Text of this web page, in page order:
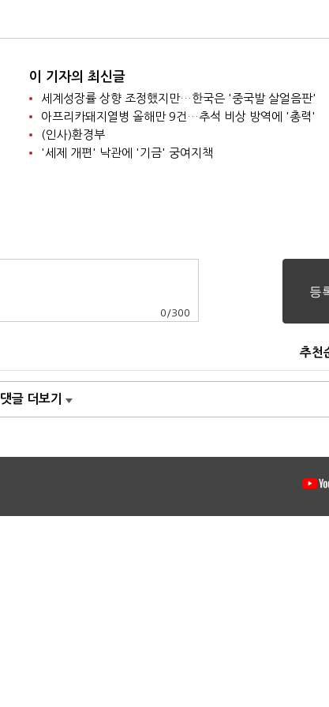
이 기자의 최신글
세계성장률 상향 조정했지만…한국은 '중국발 살얼음판'
아프리카돼지열병 올해만 9건…추석 비상 방역에 '총력'
(인사)환경부
'세제 개편' 낙관에 '기금' 궁여지책
0 /300
추천
댓글 더보기